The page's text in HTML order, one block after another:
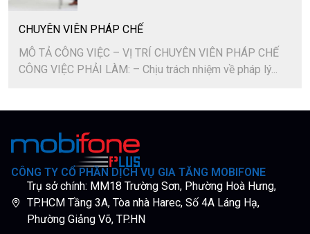
CHUYÊN VIÊN PHÁP CHẾ
MÔ TẢ CÔNG VIỆC – VỊ TRÍ CHUYÊN VIÊN PHÁP CHẾ
CÔNG VIỆC PHẢI LÀM: – Chịu trách nhiệm về pháp lý...
CÔNG TY CỔ PHẦN DỊCH VỤ GIA TĂNG MOBIFONE
Trụ sở chính: MM18 Trường Sơn, Phường Hoà Hưng,
TP.HCM Tầng 3A, Tòa nhà Harec, Số 4A Láng Hạ,
Phường Giảng Võ, TP.HN